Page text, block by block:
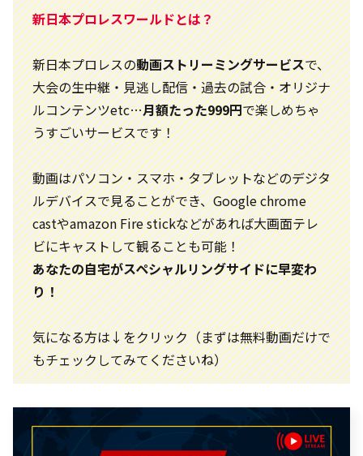
新日本プロレスワールドとは？
新日本プロレスの動画ストリーミングサービスで、
大会の生中継・見逃し配信・過去の試合・オリジナ
ルコンテンツetc…月額たった999円で楽しめちゃ
うすごいサービスです！
動画はパソコン・スマホ・タブレットなどのデジタ
ルデバイスで見ることができ、Google chrome
castやamazon Fire stickなどがあれば大画面テレ
ビにキャストして観ることも可能！
あなたの自宅がスペシャルリングサイドに早変わ
り！
気になる方は↓をクリック（まずは無料動画だけで
もチェックしてみてくださいね）